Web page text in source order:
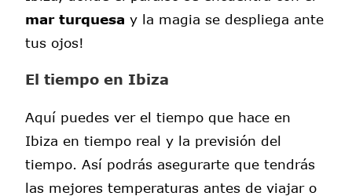
mar turquesa y la magia se despliega ante
tus ojos!
El tiempo en Ibiza
Aquí puedes ver el tiempo que hace en
Ibiza en tiempo real y la previsión del
tiempo. Así podrás asegurarte que tendrás
las mejores temperaturas antes de viajar o